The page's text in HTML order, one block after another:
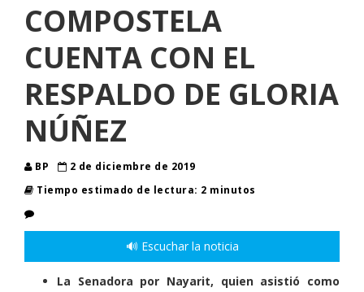
COMPOSTELA
CUENTA CON EL
RESPALDO DE GLORIA
NÚÑEZ
BP
2 de diciembre de 2019
Tiempo estimado de lectura: 2 minutos
🔊 Escuchar la noticia
La Senadora por Nayarit, quien asistió como